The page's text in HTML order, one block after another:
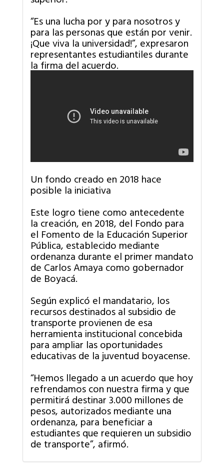
“Es una lucha por y para nosotros y
para las personas que están por venir.
¡Que viva la universidad!”, expresaron
representantes estudiantiles durante
la firma del acuerdo.
Un fondo creado en 2018 hace
posible la iniciativa
Este logro tiene como antecedente
la creación, en 2018, del Fondo para
el Fomento de la Educación Superior
Pública, establecido mediante
ordenanza durante el primer mandato
de Carlos Amaya como gobernador
de Boyacá.
Según explicó el mandatario, los
recursos destinados al subsidio de
transporte provienen de esa
herramienta institucional concebida
para ampliar las oportunidades
educativas de la juventud boyacense.
“Hemos llegado a un acuerdo que hoy
refrendamos con nuestra firma y que
permitirá destinar 3.000 millones de
pesos, autorizados mediante una
ordenanza, para beneficiar a
estudiantes que requieren un subsidio
de transporte”, afirmó.